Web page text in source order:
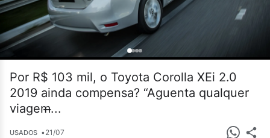
Por R$ 103 mil, o Toyota Corolla XEi 2.0
2019 ainda compensa? “Aguenta qualquer
viagem̶...
USADOS •21/07